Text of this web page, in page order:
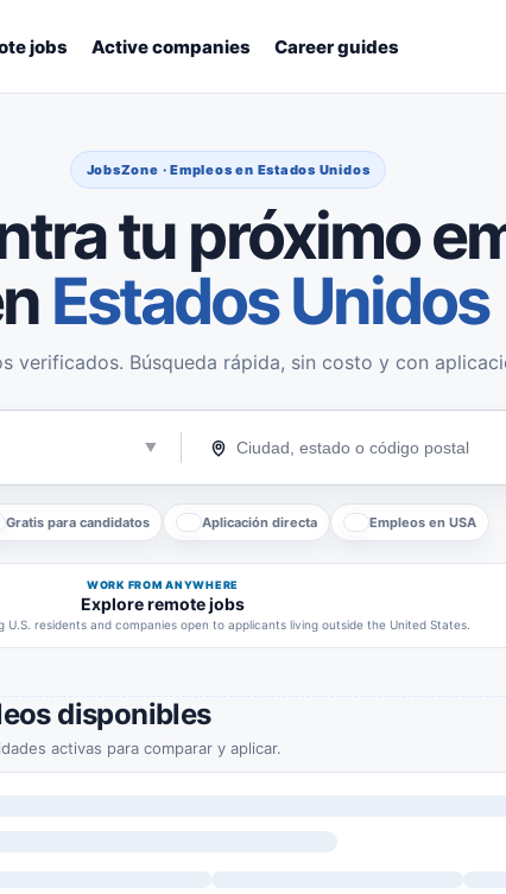
jobs Active companies Career guides
JobsZone · Empleos en Estados Unidos
tu próximo
Estados Unidos
verificados. Búsqueda rápida, sin costo y con
Gratis para candidatos Aplicación directa Empleos en USA
WORK FROM ANYWHERE
Explore remote jobs
U.S. residents and companies open to applicants living outside the United States.
disponibles
activas para comparar y aplicar.